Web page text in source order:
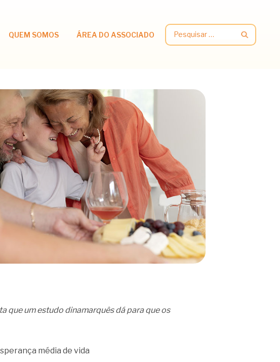
QUEM SOMOS ÁREA DO ASSOCIADO
Pesquisar
por:
que um estudo dinamarquês dá para que os
média de vida